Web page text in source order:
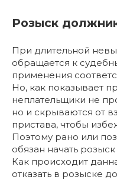
Розыск
При длительной
обращается к
применения
Но, как показывает
неплательщики не
но и скрываются от
пристава, чтобы
Поэтому рано или
обязан начать
Как происходит
отказать в розыске